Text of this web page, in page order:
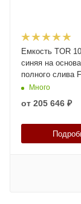
Емкость TOR
синяя на
полного слива F
Много
от 205 646 ₽